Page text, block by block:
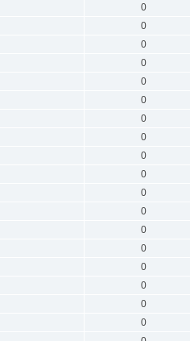
0
0
0
0
0
0
0
0
0
0
0
0
0
0
0
0
0
0